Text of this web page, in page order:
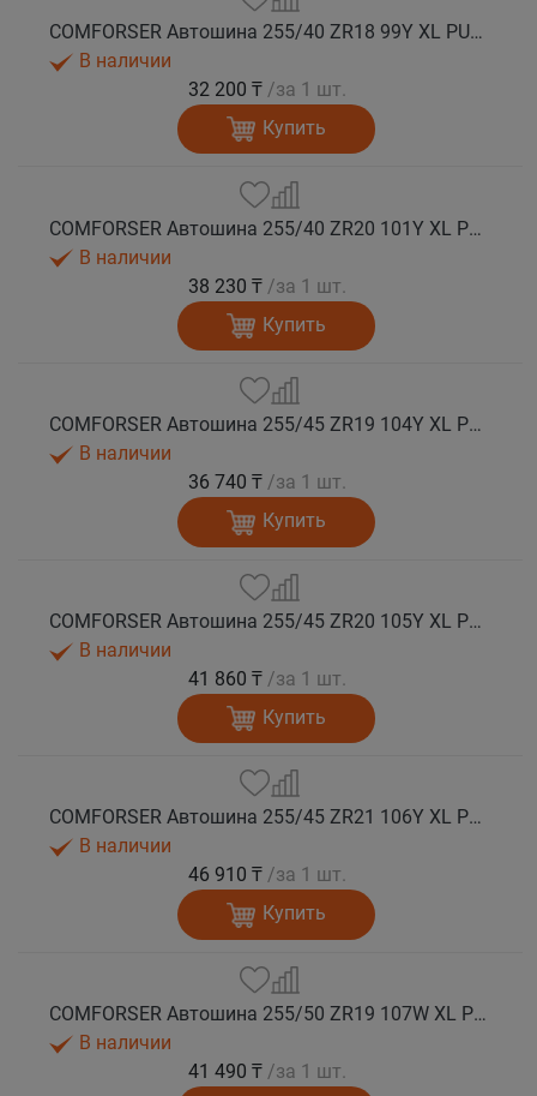
COMFORSER Автошина 255/40 ZR18 99Y XL PURESPEED лето
В наличии
32 200 ₸ /за 1 шт.
Купить
COMFORSER Автошина 255/40 ZR20 101Y XL PURESPEED лето
В наличии
38 230 ₸ /за 1 шт.
Купить
COMFORSER Автошина 255/45 ZR19 104Y XL PURESPEED лето
В наличии
36 740 ₸ /за 1 шт.
Купить
COMFORSER Автошина 255/45 ZR20 105Y XL PURESPEED лето
В наличии
41 860 ₸ /за 1 шт.
Купить
COMFORSER Автошина 255/45 ZR21 106Y XL PURESPEED лето
В наличии
46 910 ₸ /за 1 шт.
Купить
COMFORSER Автошина 255/50 ZR19 107W XL PURESPEED лето
В наличии
41 490 ₸ /за 1 шт.